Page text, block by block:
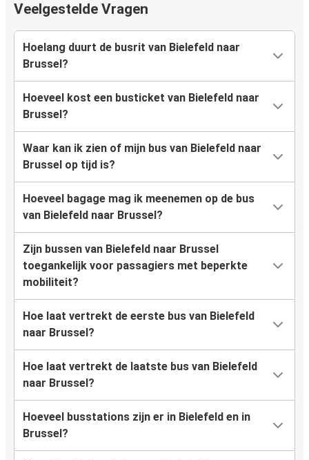
Veelgestelde Vragen
Hoelang duurt de busrit van Bielefeld naar
Brussel?
Hoeveel kost een busticket van Bielefeld naar
Brussel?
Waar kan ik zien of mijn bus van Bielefeld naar
Brussel op tijd is?
Hoeveel bagage mag ik meenemen op de bus
van Bielefeld naar Brussel?
Zijn bussen van Bielefeld naar Brussel
toegankelijk voor passagiers met beperkte
mobiliteit?
Hoe laat vertrekt de eerste bus van Bielefeld
naar Brussel?
Hoe laat vertrekt de laatste bus van Bielefeld
naar Brussel?
Hoeveel busstations zijn er in Bielefeld en in
Brussel?